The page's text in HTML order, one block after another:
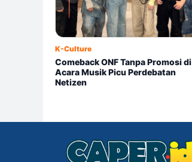
K-Culture
Comeback ONF Tanpa Promosi di
Acara Musik Picu Perdebatan
Netizen